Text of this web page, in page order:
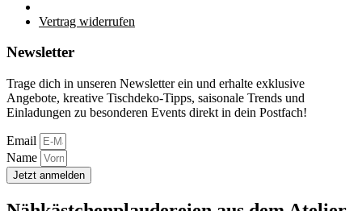
Vertrag widerrufen
Newsletter
Trage dich in unseren Newsletter ein und erhalte exklusive
Angebote, kreative Tischdeko-Tipps, saisonale Trends und
Einladungen zu besonderen Events direkt in dein Postfach!
Email
Name
Jetzt anmelden